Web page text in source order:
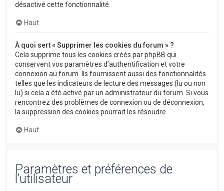
désactivé cette fonctionnalité.
Haut
À quoi sert « Supprimer les cookies du forum » ?
Cela supprime tous les cookies créés par phpBB qui
conservent vos paramètres d’authentification et votre
connexion au forum. Ils fournissent aussi des fonctionnalités
telles que les indicateurs de lecture des messages (lu ou non
lu) si cela a été activé par un administrateur du forum. Si vous
rencontrez des problèmes de connexion ou de déconnexion,
la suppression des cookies pourrait les résoudre.
Haut
Paramètres et préférences de
l’utilisateur